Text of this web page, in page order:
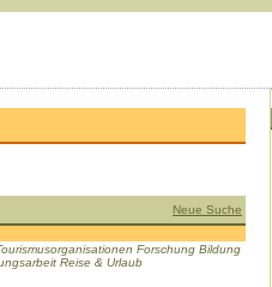
Neue Suche
Forschung Bildung
Reise & Urlaub